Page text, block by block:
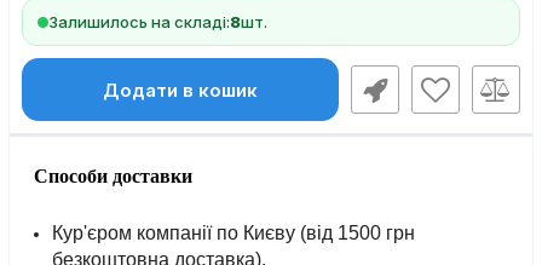
Залишилось на складі:8шт.
Додати в кошик
Способи доставки
Кур'єром компанії по Києву (від 1500 грн
безкоштовна доставка).